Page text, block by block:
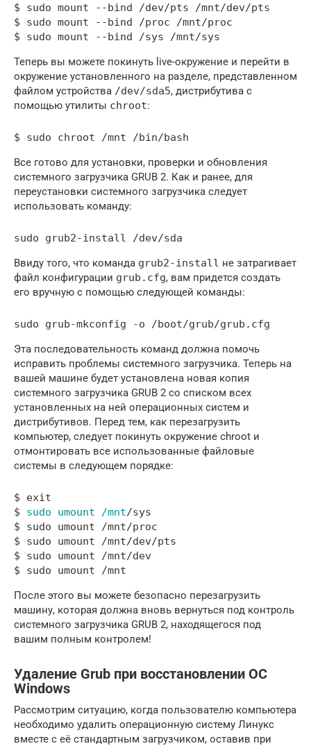
$ sudo mount --bind /dev/pts /mnt/dev/pts
$ sudo mount --bind /proc /mnt/proc
Теперь вы можете покинуть live-окружение и перейти в
окружение установленного на разделе, представленном
файлом устройства /dev/sda5, дистрибутива с
помощью утилиты chroot:
Все готово для установки, проверки и обновления
системного загрузчика GRUB 2. Как и ранее, для
переустановки системного загрузчика следует
использовать команду:
Ввиду того, что команда grub2-install не затрагивает
файл конфигурации grub.cfg, вам придется создать
его вручную с помощью следующей команды:
Эта последовательность команд должна помочь
исправить проблемы системного загрузчика. Теперь на
вашей машине будет установлена новая копия
системного загрузчика GRUB 2 со списком всех
установленных на ней операционных систем и
дистрибутивов. Перед тем, как перезагрузить
компьютер, следует покинуть окружение chroot и
отмонтировать все использованные файловые
системы в следующем порядке:
$ exit
$ sudo umount /mnt/sys
$ sudo umount /mnt/proc
$ sudo umount /mnt/dev/pts
$ sudo umount /mnt/dev
После этого вы можете безопасно перезагрузить
машину, которая должна вновь вернуться под контроль
системного загрузчика GRUB 2, находящегося под
вашим полным контролем!
Удаление Grub при восстановлении ОС
Windows
Рассмотрим ситуацию, когда пользователю компьютера
необходимо удалить операционную систему Линукс
вместе с её стандартным загрузчиком, оставив при